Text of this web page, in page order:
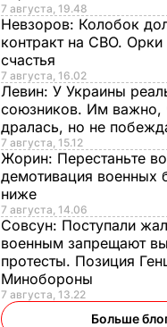
7 августа, 19.48
Невзоров: Колобок
контракт на СВО.
счастья
7 августа, 16.02
Левин: У Украины
союзников. Им важно,
дралась, но не
7 августа, 15.12
Жорин: Перестаньте
демотивация военных
ниже
7 августа, 14.06
Совсун: Поступали
военным запрещают
протесты. Позиция
Минобороны
7 августа, 13.22
Больше